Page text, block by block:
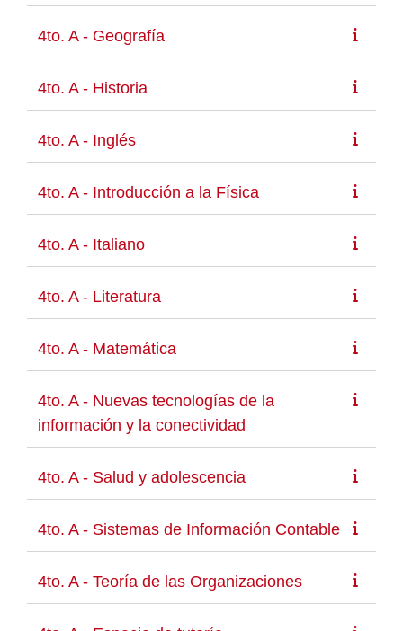
4to. A - Geografía
4to. A - Historia
4to. A - Inglés
4to. A - Introducción a la Física
4to. A - Italiano
4to. A - Literatura
4to. A - Matemática
4to. A - Nuevas tecnologías de la
información y la conectividad
4to. A - Salud y adolescencia
4to. A - Sistemas de Información Contable
4to. A - Teoría de las Organizaciones